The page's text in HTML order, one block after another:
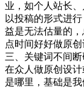
业，如个人站长
以投稿的形式进
益是无法估量的
点时间好好做原
三、关键词不间
在众人做原创设
是哪里，基础是